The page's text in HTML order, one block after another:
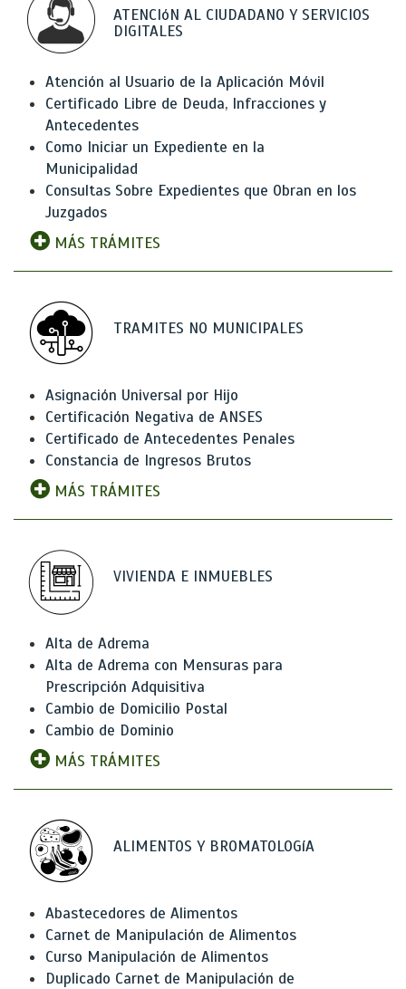
ATENCIóN AL CIUDADANO Y SERVICIOS
DIGITALES
Atención al Usuario de la Aplicación Móvil
Certificado Libre de Deuda, Infracciones y
Antecedentes
Como Iniciar un Expediente en la
Municipalidad
Consultas Sobre Expedientes que Obran en los
Juzgados
MÁS TRÁMITES
TRAMITES NO MUNICIPALES
Asignación Universal por Hijo
Certificación Negativa de ANSES
Certificado de Antecedentes Penales
Constancia de Ingresos Brutos
MÁS TRÁMITES
VIVIENDA E INMUEBLES
Alta de Adrema
Alta de Adrema con Mensuras para
Prescripción Adquisitiva
Cambio de Domicilio Postal
Cambio de Dominio
MÁS TRÁMITES
ALIMENTOS Y BROMATOLOGíA
Abastecedores de Alimentos
Carnet de Manipulación de Alimentos
Curso Manipulación de Alimentos
Duplicado Carnet de Manipulación de